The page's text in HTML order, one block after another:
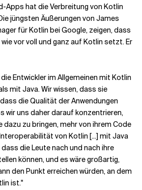
Apps hat die Verbreitung von Kotlin
jüngsten Äußerungen von James
für Kotlin bei Google, zeigen, dass
vorvoll und ganz auf Kotlin setzt. Er
Entwickler im Allgemeinen mit Kotlin
mit Java. Wir wissen, dass sie
die Qualität der Anwendungen
wir uns daher darauf konzentrieren,
dazu zu bringen, mehr von ihrem Code
von Kotlin [...] mit Java
die Leute nach und nach ihre
können, und es wäre großartig,
den Punkt erreichen würden, an dem
ist."